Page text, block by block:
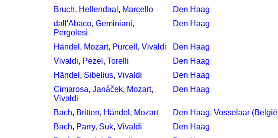
Bruch, Hellendaal , Marcello
Den Haag
dall'Abaco, Geminiani,
Pergolesi
Den Haag
Händel , Mozart, Purcell , Vivaldi
Den Haag
Vivaldi, Pezel , Torelli
Den Haag
Händel , Sibelius, Vivaldi
Den Haag
Cimarosa, Janáček, Mozart,
Vivaldi
Den Haag
Bach, Britten, Händel , Mozart Den Haag, Vosselaar
Bach, Parry, Suk, Vivaldi
Den Haag